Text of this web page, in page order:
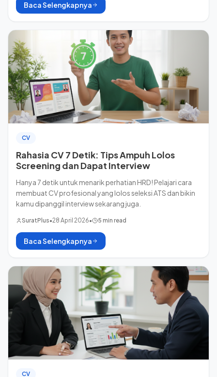
Baca Selengkapnya
CV
Rahasia CV 7 Detik: Tips Ampuh Lolos
Screening dan Dapat Interview
Hanya 7 detik untuk menarik perhatian HRD! Pelajari cara
membuat CV profesional yang lolos seleksi ATS dan bikin
kamu dipanggil interview sekarang juga.
SuratPlus•28 April 2026• 5 min read
Baca Selengkapnya
CV